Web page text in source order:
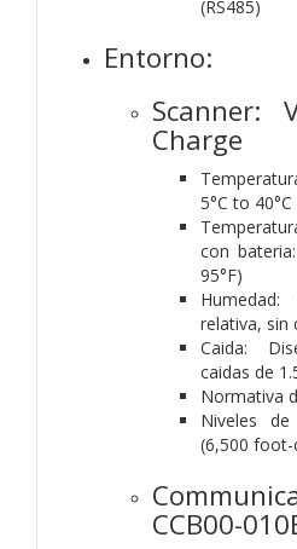
(RS485)
Entorno:
Scanner:
Charge
5°C to
con
95°F)
relativa, sin
Caida:
caidas de
Normativa
Niveles
(6,500 foot-
CCB00-